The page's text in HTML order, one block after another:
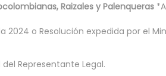
Raizales y Palenqueras
o Resolución expedida por el
Representante Legal.